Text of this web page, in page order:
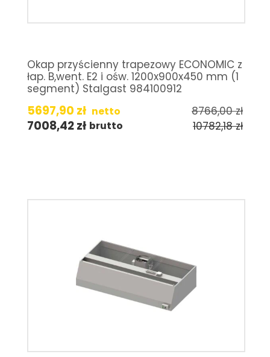
Okap przyścienny trapezowy ECONOMIC z
łap. B,went. E2 i ośw. 1200x900x450 mm (1
segment) Stalgast 984100912
5697,90 zł netto 8766,00zł
7008,42zł brutto 10782,18zł